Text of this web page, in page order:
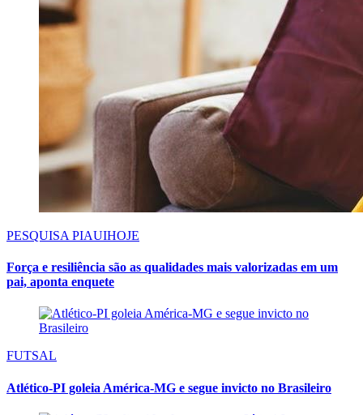
PESQUISA PIAUIHOJE
Força e resiliência são as qualidades mais valorizadas em um
pai, aponta enquete
FUTSAL
Atlético-PI goleia América-MG e segue invicto no Brasileiro